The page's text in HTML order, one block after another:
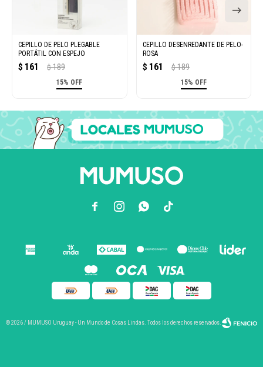
CEPILLO DE PELO PLEGABLE
PORTÁTIL CON ESPEJO
$ 161 $ 189
15% OFF
CEPILLO DESENREDANTE DE PELO-
ROSA
$ 161 $ 189
15% OFF
  
© 2026 / MUMUSO Uruguay - Un Mundo de Cosas Lindas. Todos los derechos reservados.